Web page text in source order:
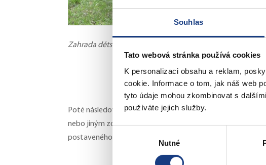
Souhlas
Tato webová stránka používá cookies
K personalizaci obsahu a reklam,
cookie. Informace o tom, jak náš web
tyto údaje mohou zkombinovat s
používáte jejich služby.
Nutné
Zahrada dětské skupiny Hřebenka, foto: Michal Fairaizl
Poté následoval přesun do Raudnitzova domu, který je
nebo jiným zdravotním postižením. Náměstkyně měla
postaveného objektu DPS Michnovka.